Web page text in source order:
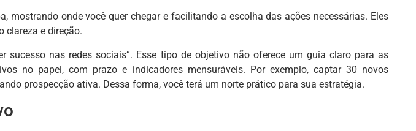
mostrando onde você quer chegar e facilitando a escolha das ações necessárias. Eles
clareza e direção.
sucesso nas redes sociais”. Esse tipo de objetivo não oferece um guia claro para as
no papel, com prazo e indicadores mensuráveis. Por exemplo, captar 30 novos
prospecção ativa. Dessa forma, você terá um norte prático para sua estratégia.